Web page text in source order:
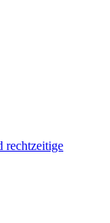
rechtzeitige